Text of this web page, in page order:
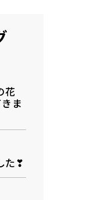
花
ま
た❣